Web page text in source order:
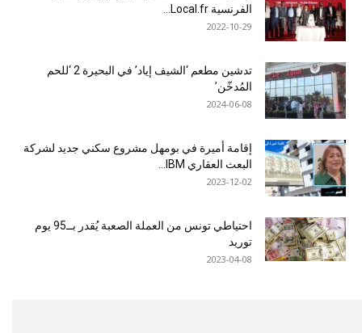
الفرنسية Local.fr...
2022-10-29
تدشين مطعم ‘الشيف إياد’ في البحيرة 2 ‘للحم
المُدخّن’
2024-06-08
إقامة أميرة في بومهل مشروع سكني جديد لشركة
البعث العقاري IBM...
2023-12-02
احتياطي تونس من العملة الصعبة يُقدر بــ95 يوم
توريد
2023-04-08